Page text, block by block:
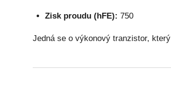
Zisk proudu (hFE): 750
Jedná se o výkonový tranzistor,